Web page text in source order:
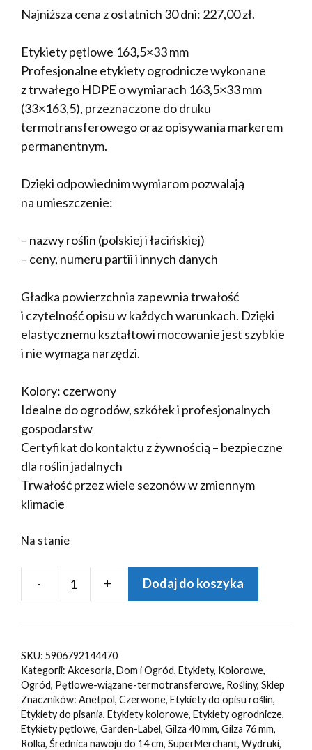
Najniższa cena z ostatnich 30 dni: 227,00zł.
Etykiety pętlowe 163,5×33 mm
Profesjonalne etykiety ogrodnicze wykonane
z trwałego HDPE o wymiarach 163,5×33 mm
(33×163,5), przeznaczone do druku
termotransferowego oraz opisywania markerem
permanentnym.
Dzięki odpowiednim wymiarom pozwalają
na umieszczenie:
– nazwy roślin (polskiej i łacińskiej)
– ceny, numeru partii i innych danych
Gładka powierzchnia zapewnia trwałość
i czytelność opisu w każdych warunkach. Dzięki
elastycznemu kształtowi mocowanie jest szybkie
i nie wymaga narzędzi.
Kolory: czerwony
Idealne do ogrodów, szkółek i profesjonalnych
gospodarstw
Certyfikat do kontaktu z żywnością – bezpieczne
dla roślin jadalnych
Trwałość przez wiele sezonów w zmiennym
klimacie
Na stanie
-
ilość
ogrodnicze/sadownicze
CZERWONE
163,5x33mm(33x163,5)
2000szt
+ Dodaj do koszyka
SKU: 5906792144470
Kategorii: Akcesoria, Dom i Ogród, Etykiety, Kolorowe,
Ogród, Pętlowe-wiązane-termotransferowe, Rośliny, Sklep
Znaczników: Anetpol, Czerwone, Etykiety do opisu roślin,
Etykiety do pisania, Etykiety kolorowe, Etykiety ogrodnicze,
Etykiety pętlowe, Garden-Label, Gilza 40 mm, Gilza 76 mm,
Rolka, Średnica nawoju do 14 cm, SuperMerchant, Wydruki,